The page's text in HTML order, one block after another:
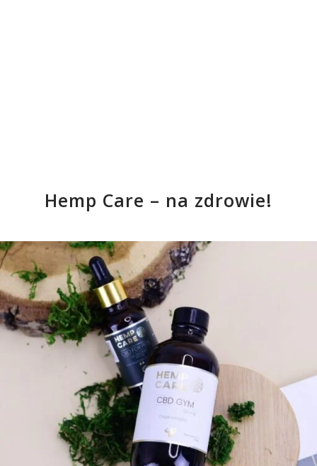
Hemp Care – na zdrowie!